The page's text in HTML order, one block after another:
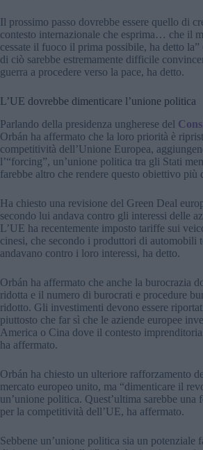
Il prossimo passo dovrebbe essere quello di
contesto internazionale che esprima… che il
cessate il fuoco il prima possibile, ha detto la”
di ciò sarebbe estremamente difficile
guerra a procedere verso la pace, ha detto.
L’UE dovrebbe dimenticare l’unione politica
Parlando della presidenza ungherese del
Orbán ha affermato che la loro priorità è
competitività dell’Unione Europea,
l’“forcing”, un’unione politica tra gli Stati
farebbe altro che rendere questo obiettivo più
Ha chiesto una revisione del Green Deal
secondo lui andava contro gli interessi delle
L’UE ha recentemente imposto tariffe sui
cinesi, che secondo i produttori di automobili
andavano contro i loro interessi, ha detto.
Orbán ha affermato che anche la burocrazia
ridotta e il numero di burocrati e procedure
ridotto. Gli investimenti devono essere
piuttosto che far sì che le aziende europee
America o Cina dove il contesto
ha affermato.
Orbán ha chiesto un ulteriore rafforzamento
mercato europeo unito, ma “dimenticare il
un’unione politica. Quest’ultima sarebbe una
per la competitività dell’UE, ha affermato.
Sebbene un’unione politica sia un potenziale